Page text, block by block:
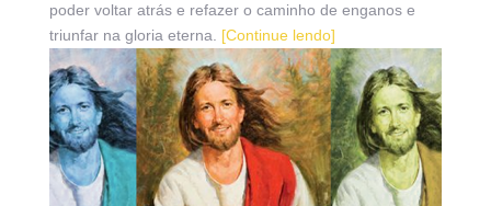
poder voltar atrás e refazer o caminho de enganos e
triunfar na gloria eterna. [Continue lendo]